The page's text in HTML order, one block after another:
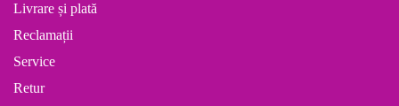
Livrare și plată
Reclamații
Service
Retur